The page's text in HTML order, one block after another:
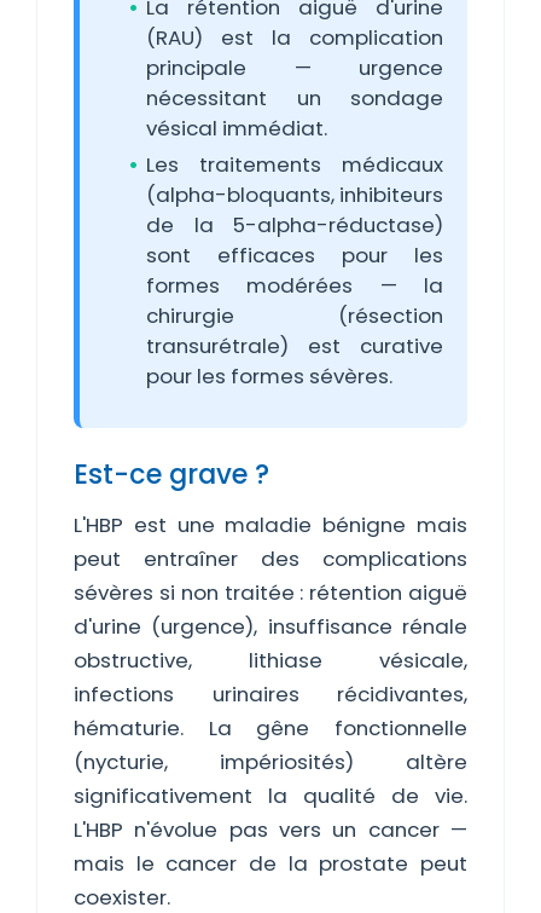
La rétention aiguë d'urine
(RAU) est la complication
principale — urgence
nécessitant un sondage
vésical immédiat.
Les traitements médicaux
(alpha-bloquants, inhibiteurs
de la 5-alpha-réductase)
sont efficaces pour les
formes modérées — la
chirurgie (résection
transurétrale) est curative
pour les formes sévères.
Est-ce grave ?
L'HBP est une maladie bénigne mais
peut entraîner des complications
sévères si non traitée : rétention aiguë
d'urine (urgence), insuffisance rénale
obstructive, lithiase vésicale,
infections urinaires récidivantes,
hématurie. La gêne fonctionnelle
(nycturie, impériosités) altère
significativement la qualité de vie.
L'HBP n'évolue pas vers un cancer —
mais le cancer de la prostate peut
coexister.